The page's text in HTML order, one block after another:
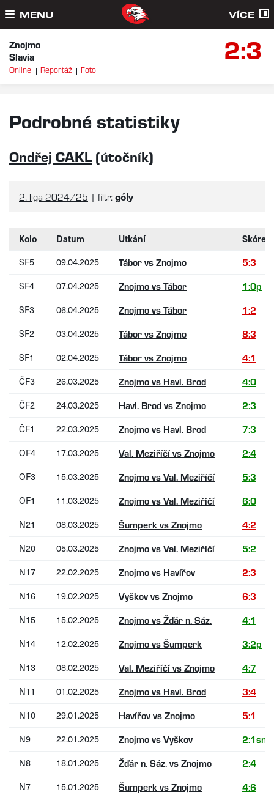
MENU VÍCE
Znojmo
Slavia
2:3
Online Reportáž Foto
Podrobné statistiky
Ondřej CAKL(útočník)
2. liga 2024/25 | filtr:góly
Kolo Datum Utkání
Skóre
SF5
09.04.2025 Tábor vs Znojmo 5:3
SF4 07.04.2025 Znojmo vs Tábor 1:0p
SF3 06.04.2025 Znojmo vs Tábor 1:2
SF2 03.04.2025 Tábor vs Znojmo 8:3
SF1 02.04.2025 Tábor vs Znojmo 4:1
ČF3 26.03.2025 Znojmo vs Havl. Brod 4:0
ČF2 24.03.2025 Havl. Brod vs Znojmo 2:3
ČF1 22.03.2025 Znojmo vs Havl. Brod 7:3
OF4 17.03.2025 Val. Meziříčí vs Znojmo 2:4
OF3 15.03.2025 Znojmo vs Val. Meziříčí 5:3
OF1 11.03.2025 Znojmo vs Val. Meziříčí 6:0
N21 08.03.2025 Šumperk vs Znojmo 4:2
N20 05.03.2025 Znojmo vs Val. Meziříčí 5:2
N17 22.02.2025 Znojmo vs Havířov 2:3
N16 19.02.2025 Vyškov vs Znojmo 6:3
N15 15.02.2025 Znojmo vs Žďár n. Sáz. 4:1
N14 12.02.2025 Znojmo vs Šumperk 3:2p
N13 08.02.2025 Val. Meziříčí vs Znojmo 4:7
N11 01.02.2025 Znojmo vs Havl. Brod 3:4
N10 29.01.2025 Havířov vs Znojmo 5:1
N9 22.01.2025 Znojmo vs Vyškov 2:1sn
N8 18.01.2025 Žďár n. Sáz. vs Znojmo 2:4
N7 15.01.2025 Šumperk vs Znojmo 4:6